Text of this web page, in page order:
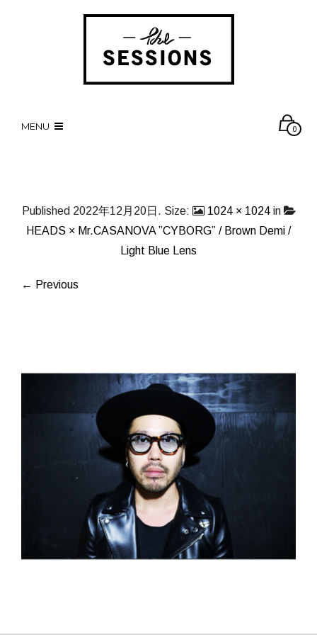
MENU 0
Published 2022年12月20日 . Size: 1024 × 1024in
HEADS × Mr.CASANOVA ”CYBORG” / Brown Demi /
Light Blue Lens
← Previous